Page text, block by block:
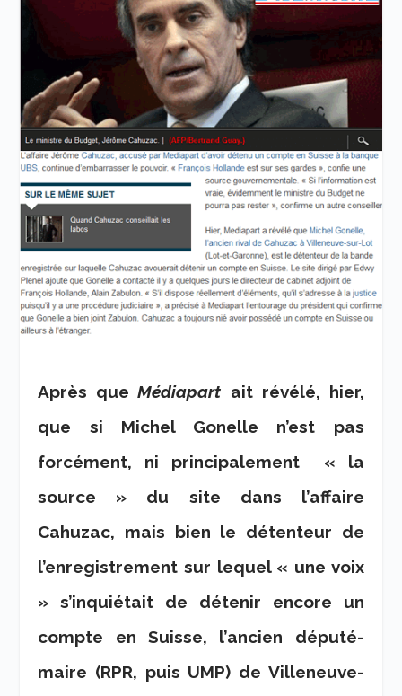
Après que Médiapart ait révélé, hier,
que si Michel Gonelle n’est pas
forcément, ni principalement « la
source » du site dans l’affaire
Cahuzac, mais bien le détenteur de
l’enregistrement sur lequel « une voix
» s’inquiétait de détenir encore un
compte en Suisse, l’ancien député-
maire (RPR, puis UMP) de Villeneuve-